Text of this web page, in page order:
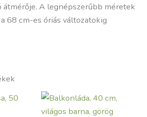
átmérője. A legnépszerűbb méretek
68 cm-es óriás változatokig